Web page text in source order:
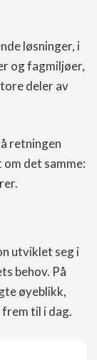
løsninger, i
og fagmiljøer,
deler av
retningen
det samme:
utviklet seg i
behov. På
øyeblikk,
til i dag.